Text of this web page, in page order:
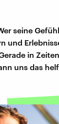
seine
und
in
uns das